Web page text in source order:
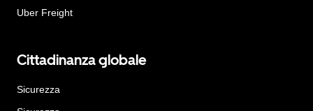
Uber Freight
Cittadinanza globale
Sicurezza